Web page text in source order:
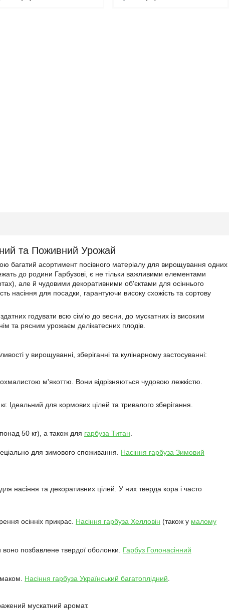
та Поживний Урожай
багатий асортимент посівного матеріалу для вирощування одних
до родини Гарбузові, є не тільки важливими елементами
але й чудовими декоративними об'єктами для осіннього
насіння для посадки, гарантуючи високу схожість та сортову
годувати всю сім'ю до весни, до мускатних із високим
та рясним урожаєм делікатесних плодів.
у вирощуванні, зберіганні та кулінарному застосуванні:
м'якоттю. Вони відрізняються чудовою лежкістю.
для кормових цілей та тривалого зберігання.
50 кг), а також для гарбуза Титан
для зимового споживання. Насіння гарбуза Зимовий
насіння та декоративних цілей. У них тверда кора і часто
осінніх прикрас. Насіння гарбуза Хелловін (також у малому
позбавлене твердої оболонки. Гарбуз Голонасінний
Насіння гарбуза Український багатоплідний
мускатний аромат.